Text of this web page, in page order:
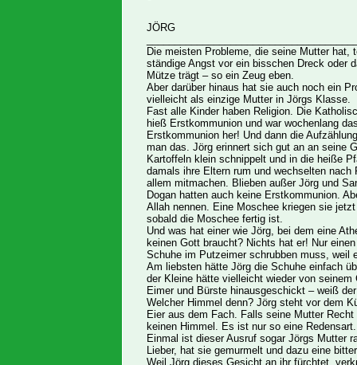
JÖRG
Die meisten Probleme, die seine Mutter
ständige Angst vor ein bisschen Dreck oder
Mütze trägt – so ein Zeug eben.
Aber darüber hinaus hat sie auch noch ein
vielleicht als einzige Mutter in Jörgs Klasse.
Fast alle Kinder haben Religion. Die
hieß Erstkommunion und war wochenlang
Erstkommunion her! Und dann die
man das. Jörg erinnert sich gut an an seine
Kartoffeln klein schnippelt und in die heiße
damals ihre Eltern rum und wechselten
allem mitmachen. Blieben außer Jörg und
Dogan hatten auch keine Erstkommunion.
Allah nennen. Eine Moschee kriegen sie
sobald die Moschee fertig ist.
Und was hat einer wie Jörg, bei dem eine
keinen Gott braucht? Nichts hat er! Nur
Schuhe im Putzeimer schrubben muss, weil
Am liebsten hätte Jörg die Schuhe einfach
der Kleine hätte vielleicht wieder von
Eimer und Bürste hinausgeschickt – weiß
Welcher Himmel denn? Jörg steht vor dem
Eier aus dem Fach. Falls seine Mutter
keinen Himmel. Es ist nur so eine
Einmal ist dieser Ausruf sogar Jörgs Mutter
Lieber, hat sie gemurmelt und dazu eine
Weil Jörg dieses Gesicht an ihr fürchtet,